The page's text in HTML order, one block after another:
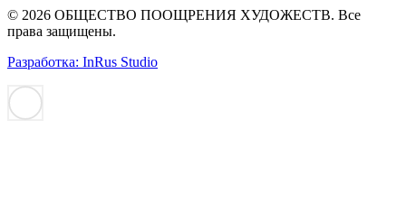
© 2026 ОБЩЕСТВО ПООЩРЕНИЯ ХУДОЖЕСТВ. Все
права защищены.
Разработка: InRus Studio